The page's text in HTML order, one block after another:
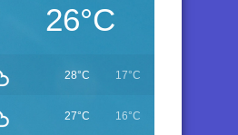
26°C
28°C 17°C
27°C 16°C